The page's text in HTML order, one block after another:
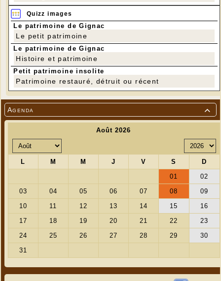

Agenda
Quizz images
Le patrimoine de Gignac
Le petit patrimoine
Le patrimoine de Gignac
Histoire et patrimoine
Petit patrimoine insolite
Patrimoine restauré, détruit ou récent